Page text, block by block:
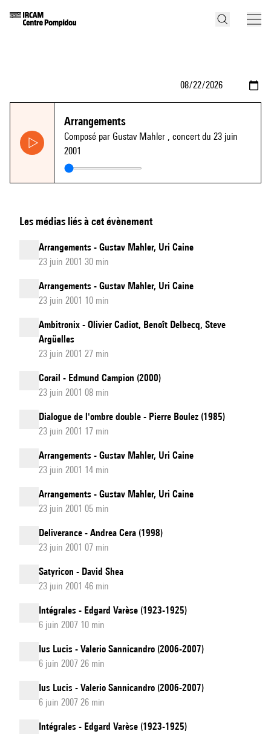
Arrangements
Composé par Gustav Mahler , concert du 23 juin
2001
Les médias liés à cet évènement
Arrangements - Gustav Mahler, Uri Caine
23 juin 2001 30 min
Arrangements - Gustav Mahler, Uri Caine
23 juin 2001 10 min
Ambitronix - Olivier Cadiot, Benoît Delbecq, Steve
Argüelles
23 juin 2001 27 min
Corail - Edmund Campion (2000)
23 juin 2001 08 min
Dialogue de l'ombre double - Pierre Boulez (1985)
23 juin 2001 17 min
Arrangements - Gustav Mahler, Uri Caine
23 juin 2001 14 min
Arrangements - Gustav Mahler, Uri Caine
23 juin 2001 05 min
Deliverance - Andrea Cera (1998)
23 juin 2001 07 min
Satyricon - David Shea
23 juin 2001 46 min
Intégrales - Edgard Varèse (1923-1925)
6 juin 2007 10 min
Ius Lucis - Valerio Sannicandro (2006-2007)
6 juin 2007 26 min
Ius Lucis - Valerio Sannicandro (2006-2007)
6 juin 2007 26 min
Intégrales - Edgard Varèse (1923-1925)